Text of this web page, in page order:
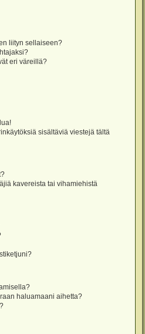
liityn sellaiseen?
eri väreillä?
sisältäviä viestejä tältä
kavereista tai vihamiehistä
haluamaani aihetta?